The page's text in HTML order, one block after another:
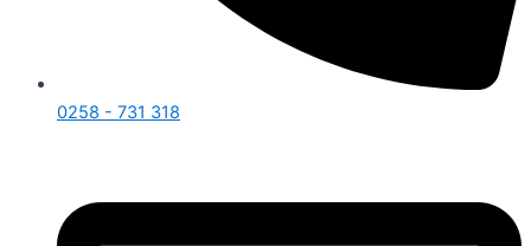
0258 - 731 318